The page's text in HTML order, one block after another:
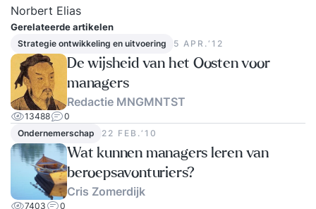
Norbert Elias
Gerelateerde artikelen
Strategie ontwikkeling en uitvoering 5 APR.‘12
De wijsheid van het Oosten voor
managers
Redactie MNGMNTST
13488
0
Ondernemerschap
22 FEB.‘10
Wat kunnen managers leren van
beroepsavonturiers?
Cris Zomerdijk
7403 0